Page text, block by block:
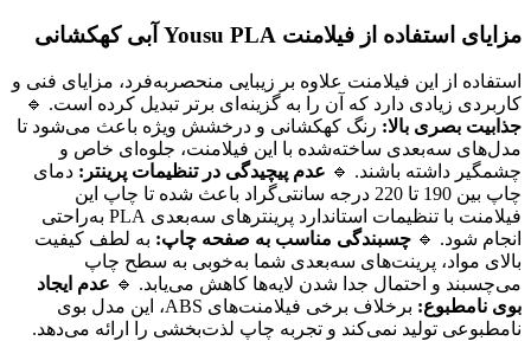
مزایای استفاده از فیلامنت Yousu PLA آبی کهکشانی
استفاده از این فیلامنت علاوه بر زیبایی منحصر‌به‌فرد، مزایای فنی و
کاربردی زیادی دارد که آن را به گزینه‌ای برتر تبدیل کرده است. 🔹
جذابیت بصری بالا: رنگ کهکشانی و درخشش ویژه باعث می‌شود تا
مدل‌های سه‌بعدی ساخته‌شده با این فیلامنت، جلوه‌ای خاص و
چشمگیر داشته باشند. 🔹 عدم پیچیدگی در تنظیمات پرینتر: دمای
چاپ بین 190 تا 220 درجه سانتی‌گراد باعث شده تا چاپ این
فیلامنت با تنظیمات استاندارد پرینترهای سه‌بعدی PLA به‌راحتی
انجام شود. 🔹 چسبندگی مناسب به صفحه چاپ: به لطف کیفیت
بالای مواد، پرینت‌های سه‌بعدی شما به‌خوبی به سطح چاپ
می‌چسبند و احتمال جدا شدن لایه‌ها کاهش می‌یابد. 🔹 عدم ایجاد
بوی نامطبوع:
برخلاف برخی فیلامنت‌های ABS، این مدل بوی
نامطبوعی تولید نمی‌کند و تجربه چاپ لذت‌بخشی را ارائه می‌دهد.